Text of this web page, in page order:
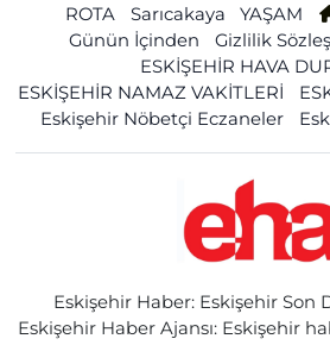
ROTA
Sarıcakaya YAŞAM
Günün İçinden
Gizlilik
ESKİŞEHİR HAVA
ESKİŞEHİR NAMAZ VAKİTLERİ
Eskişehir Nöbetçi Eczaneler
Eskişehir Haber: Eskişehir Son
Eskişehir Haber Ajansı: Eskişehir